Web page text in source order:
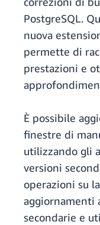
PostgreSQL.
nuova
permette di
prestazioni e
È possibile
finestre di
utilizzando gli
versioni
operazioni su
aggiornamenti
secondarie e